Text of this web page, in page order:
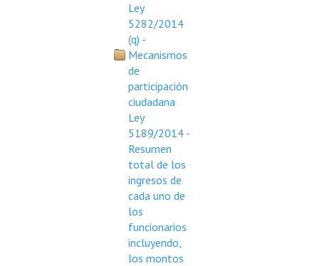
Ley
5282/2014
(q) -
Mecanismos
de
participación
ciudadana
Ley
5189/2014 -
Resumen
total de los
ingresos de
cada uno de
los
funcionarios
incluyendo,
los montos